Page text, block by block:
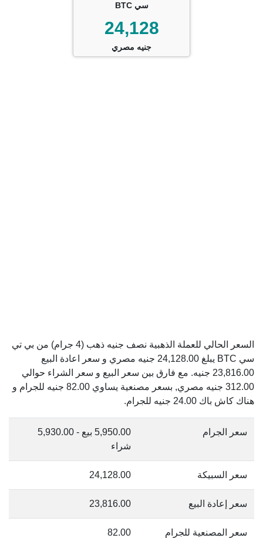
سي BTC
24,128
جنيه مصري
السعر الحالي للعملة الذهبية نصف جنيه ذهب (4 جرام) من بي تي
سي BTC يبلغ 24,128.00 جنيه مصري و سعر اعادة البيع
23,816.00 جنيه. مع فارق بين سعر البيع و سعر الشراء حوالي
312.00 جنيه مصري, بسعر مصنعية يساوي 82.00 جنيه للجرام و
هناك كاش باك 24.00 جنيه للجرام.
سعر الجرام
5,950.00 بيع - 5,930.00
شراء
سعر السبيكة 24,128.00
سعر إعادة البيع 23,816.00
سعر المصنعية للجرام 82.00